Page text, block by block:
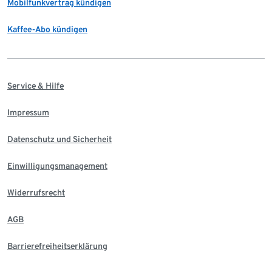
Mobilfunkvertrag kündigen
Kaffee-Abo kündigen
Service & Hilfe
Impressum
Datenschutz und Sicherheit
Einwilligungsmanagement
Widerrufsrecht
AGB
Barrierefreiheitserklärung